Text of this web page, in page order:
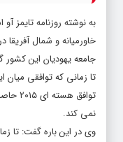
به نوشته روزنامه تایمز
خاورمیانه و شمال
جامعه یهودیان این کشور
تا زمانی که توافقی
نمی کند.
وی در این باره گفت: تا